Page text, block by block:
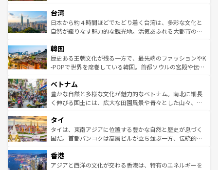
ならではの贅沢な旅のスタイルだ。 なお、新着のアメリカ
情報はコンテンツ一覧を参照してほしい。
れるおもてなしの心で訪れる人々を迎えてくれるハワイの
人々、おいしいローカルフードやハワイアンミュージッ
ク、伝統的なフラダンスなど、すべてがハワイの魅力を彩
ワイを、存分に味わってほしい。 なお、新着のハワイ情報
はコンテンツ一覧を参照してほしい。
リアリーフや大陸中央部にそびえるウルル（エアーズロッ
ク）、タスマニアの美しい原生林やケアンズの熱帯雨林な
ど、見どころがたくさん。また、カフェやワイン、オージ
いる。アクティビティも充実しており、サーフィンやダイ
ビング、ハイキングなど、アウトドア好きにはたまらな
い。オーストラリアの多彩な魅力を存分に味わいつくそ
参照してほしい。
台湾
日本から約４時間ほどでたどり着く台湾は、多彩な文化と
自然が織りなす魅力的な観光地。活気あふれる大都市の台
ン）、静ひつな山岳地帯である台湾東部など、都市の喧騒
と山間の静けさが共存しており、訪れる人に新しい発見と
驚きをもたらしてくれる。また、奥深い台湾の食文化も魅
容にもいいと評判のスイーツなど、バラエティ豊かな料理
が味わえる。 なお、新着の台湾情報は コンテンツ一覧を参
照してほしい。
韓国
歴史ある王朝文化が残る一方で、最先端のファッションやK
-POPで世界を席巻している韓国。首都ソウルの宮殿や伝統
き、地方に足を延ばせば四季折々の自然美を楽しむことが
できる。そして、キムチや焼肉、絶品のストリートフード
まで、さまざまな韓国料理が待っている。夜には、韓国な
リティに包まれながら、韓国の多彩な魅力を心ゆくまで味
わってみてほしい。 なお、新着の韓国情報はコンテンツ一
覧を参照してほしい。
ベトナム
豊かな自然と多様な文化が魅力的なベトナム。南北に細長
く伸びる国土には、広大な田園風景や青々とした山々、世
急速な発展と共に伝統が息づく。ハノイの古い町並みやホ
ーチミン市のフランス統治時代の建物も、独特の雰囲気を
醸し出している。また、バラエティの豊かさとおいしさで
とつ。フォーやバインミー、ベトナムコーヒーなどは、ぜ
ひ現地で味わいたい。どの地域を訪れてもあたたかい人々
タイ
タイは、東南アジアに位置する豊かな自然と歴史が息づく
国だ。首都バンコクは高層ビルが立ち並ぶ一方、伝統的な
の活気が交差している。北部ではチェンマイなどの山岳地
帯で自然と触れ合い、南部ではプーケットやクラビの美し
香港
アジアと西洋の文化が交わる香港は、特有のエネルギーを